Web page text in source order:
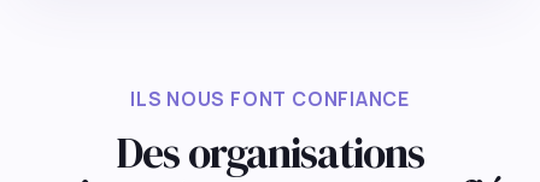
ILS NOUS FONT CONFIANCE
Des organisations